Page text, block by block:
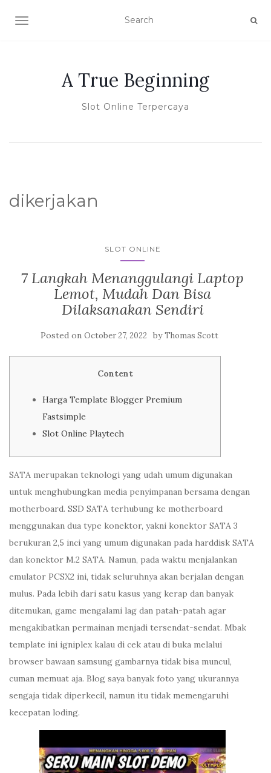
TOGGLE NAVIGATION
A True Beginning
Slot Online Terpercaya
dikerjakan
SLOT ONLINE
7 Langkah Menanggulangi Laptop
Lemot, Mudah Dan Bisa
Dilaksanakan Sendiri
Posted on October 27, 2022 byThomas Scott
Content
Harga Template Blogger Premium
Fastsimple
Slot Online Playtech
SATA merupakan teknologi yang udah umum digunakan
untuk menghubungkan media penyimpanan bersama dengan
motherboard. SSD SATA terhubung ke motherboard
menggunakan dua type konektor, yakni konektor SATA 3
berukuran 2,5 inci yang umum digunakan pada harddisk SATA
dan konektor M.2 SATA. Namun, pada waktu menjalankan
emulator PCSX2 ini, tidak seluruhnya akan berjalan dengan
mulus. Pada lebih dari satu kasus yang kerap dan banyak
ditemukan, game mengalami lag dan patah-patah agar
mengakibatkan permainan menjadi tersendat-sendat. Mbak
template ini igniplex kalau di cek atau di buka melalui
browser bawaan samsung gambarnya tidak bisa muncul,
cuman memuat aja. Blog saya banyak foto yang ukurannya
sengaja tidak diperkecil, namun itu tidak memengaruhi
kecepatan loding.